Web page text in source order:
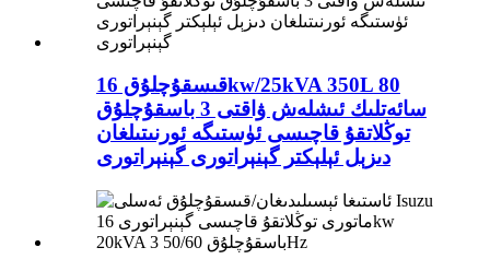
قىسقۇچلۇق 16kw/25kVA 350L 80
سائەتلىك ئىشلەش ۋاقتى 3 باسقۇچلۇق
توڭلاتقۇ قاچىسى ئۈستىگە ئورنىتىلغان
دىزېل ئېلېكتر گېنېراتورى گېنېراتورى